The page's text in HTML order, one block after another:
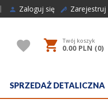
Zaloguj się Zarejestruj
Twój koszyk
0.00 PLN (0)
SPRZEDAŻ DETALICZNA